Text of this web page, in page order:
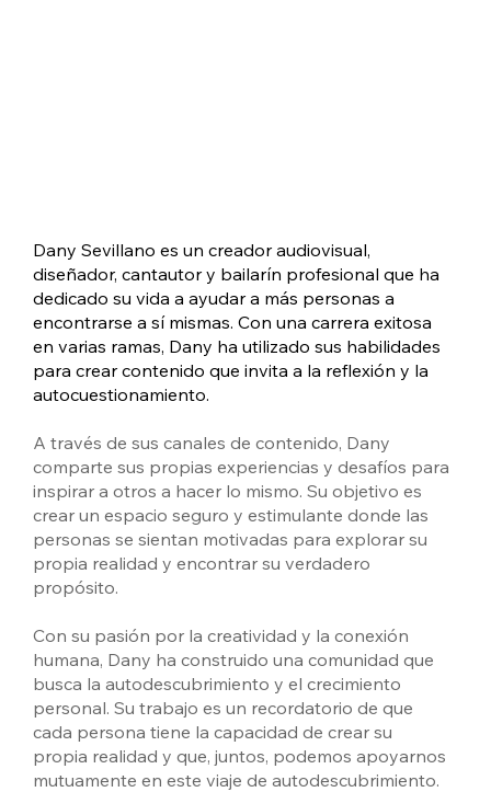
Dany Sevillano es un creador audiovisual,
diseñador, cantautor y bailarín profesional que ha
dedicado su vida a ayudar a más personas a
encontrarse a sí mismas. Con una carrera exitosa
en varias ramas, Dany ha utilizado sus habilidades
para crear contenido que invita a la reflexión y la
autocuestionamiento.
A través de sus canales de contenido, Dany
comparte sus propias experiencias y desafíos para
inspirar a otros a hacer lo mismo. Su objetivo es
crear un espacio seguro y estimulante donde las
personas se sientan motivadas para explorar su
propia realidad y encontrar su verdadero
propósito.
Con su pasión por la creatividad y la conexión
humana, Dany ha construido una comunidad que
busca la autodescubrimiento y el crecimiento
personal. Su trabajo es un recordatorio de que
cada persona tiene la capacidad de crear su
propia realidad y que, juntos, podemos apoyarnos
mutuamente en este viaje de autodescubrimiento.